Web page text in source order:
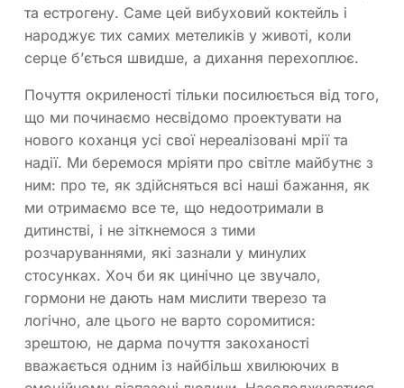
та естрогену. Саме цей вибуховий коктейль і
народжує тих самих метеликів у животі, коли
серце б’ється швидше, а дихання перехоплює.
Почуття окриленості тільки посилюється від того,
що ми починаємо несвідомо проектувати на
нового коханця усі свої нереалізовані мрії та
надії. Ми беремося мріяти про світле майбутнє з
ним: про те, як здійсняться всі наші бажання, як
ми отримаємо все те, що недоотримали в
дитинстві, і не зіткнемося з тими
розчаруваннями, які зазнали у минулих
стосунках. Хоч би як цинічно це звучало,
гормони не дають нам мислити тверезо та
логічно, але цього не варто соромитися:
зрештою, не дарма почуття закоханості
вважається одним із найбільш хвилюючих в